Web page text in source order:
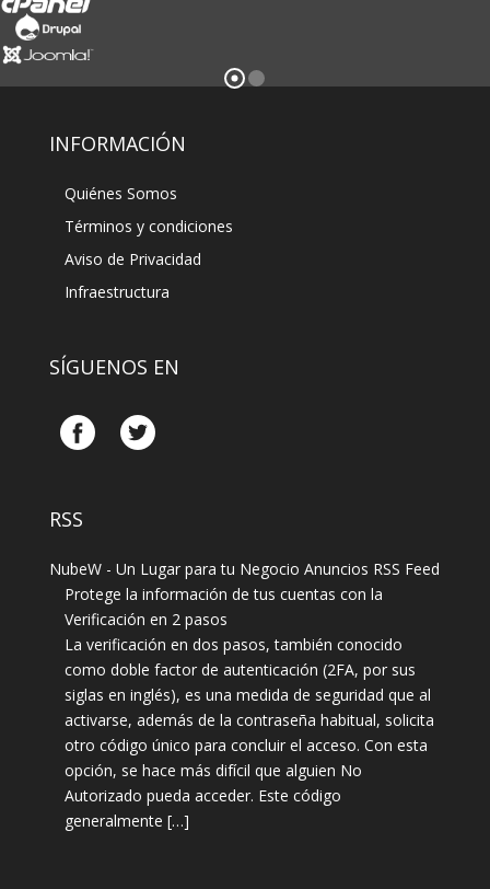
INFORMACIÓN
Quiénes Somos
Términos y condiciones
Aviso de Privacidad
Infraestructura
SÍGUENOS EN
RSS
Protege la información de tus cuentas con la
Verificación en 2 pasos
La verificación en dos pasos, también conocido
como doble factor de autenticación (2FA, por sus
siglas en inglés), es una medida de seguridad que al
activarse, además de la contraseña habitual, solicita
otro código único para concluir el acceso. Con esta
opción, se hace más difícil que alguien No
Autorizado pueda acceder. Este código
generalmente […]